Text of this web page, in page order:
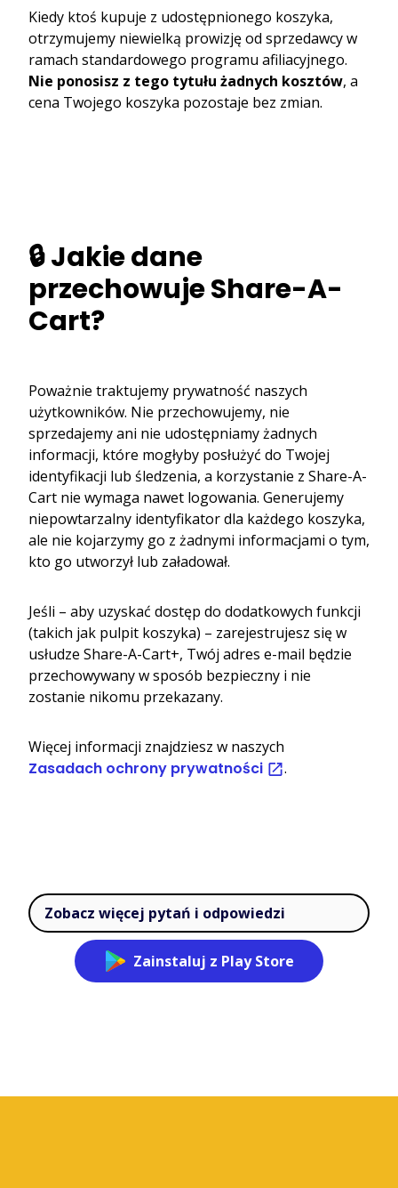
Kiedy ktoś kupuje z udostępnionego koszyka,
otrzymujemy niewielką prowizję od sprzedawcy w
ramach standardowego programu afiliacyjnego.
Nie ponosisz z tego tytułu żadnych kosztów, a
cena Twojego koszyka pozostaje bez zmian.
🔒 Jakie dane
przechowuje Share-A-
Cart?
Poważnie traktujemy prywatność naszych
użytkowników. Nie przechowujemy, nie
sprzedajemy ani nie udostępniamy żadnych
informacji, które mogłyby posłużyć do Twojej
identyfikacji lub śledzenia, a korzystanie z Share-A-
Cart nie wymaga nawet logowania. Generujemy
niepowtarzalny identyfikator dla każdego koszyka,
ale nie kojarzymy go z żadnymi informacjami o tym,
kto go utworzył lub załadował.
Jeśli – aby uzyskać dostęp do dodatkowych funkcji
(takich jak pulpit koszyka) – zarejestrujesz się w
usłudze Share-A-Cart+, Twój adres e-mail będzie
przechowywany w sposób bezpieczny i nie
zostanie nikomu przekazany.
Więcej informacji znajdziesz w naszych
Zasadach ochrony prywatności .
Zobacz więcej pytań i odpowiedzi
Zainstaluj z Play Store